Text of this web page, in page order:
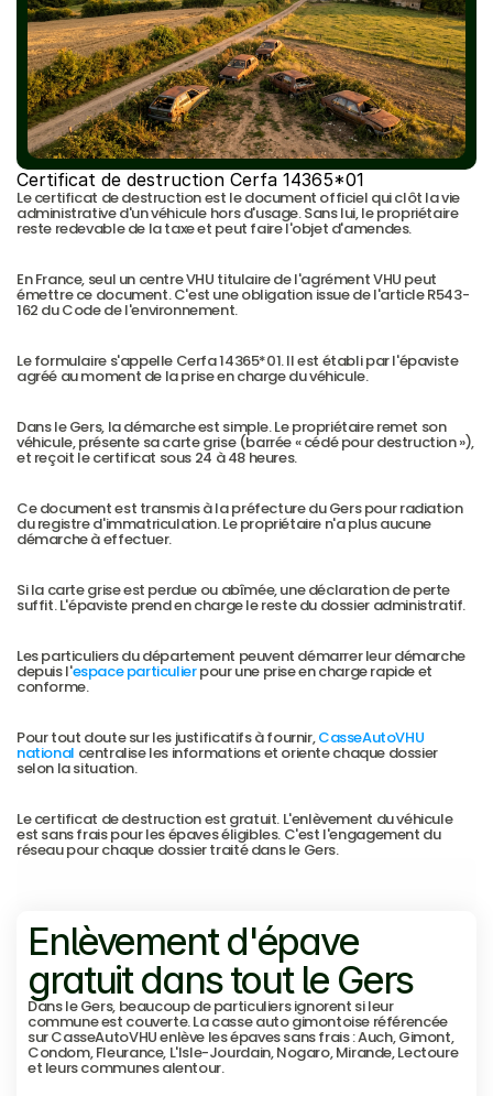
Certificat de destruction Cerfa 14365*01
Le certificat de destruction est le document officiel qui clôt la vie
administrative d'un véhicule hors d'usage. Sans lui, le propriétaire
reste redevable de la taxe et peut faire l'objet d'amendes.
En France, seul un centre VHU titulaire de l'agrément VHU peut
émettre ce document. C'est une obligation issue de l'article R543-
162 du Code de l'environnement.
Le formulaire s'appelle Cerfa 14365*01. Il est établi par l'épaviste
agréé au moment de la prise en charge du véhicule.
Dans le Gers, la démarche est simple. Le propriétaire remet son
véhicule, présente sa carte grise (barrée « cédé pour destruction »),
et reçoit le certificat sous 24 à 48 heures.
Ce document est transmis à la préfecture du Gers pour radiation
du registre d'immatriculation. Le propriétaire n'a plus aucune
démarche à effectuer.
Si la carte grise est perdue ou abîmée, une déclaration de perte
suffit. L'épaviste prend en charge le reste du dossier administratif.
Les particuliers du département peuvent démarrer leur démarche
depuis l'espace particulier pour une prise en charge rapide et
conforme.
Pour tout doute sur les justificatifs à fournir, CasseAutoVHU
national centralise les informations et oriente chaque dossier
selon la situation.
Le certificat de destruction est gratuit. L'enlèvement du véhicule
est sans frais pour les épaves éligibles. C'est l'engagement du
réseau pour chaque dossier traité dans le Gers.
Enlèvement d'épave
gratuit dans tout le Gers
Dans le Gers, beaucoup de particuliers ignorent si leur
commune est couverte. La casse auto gimontoise référencée
sur CasseAutoVHU enlève les épaves sans frais : Auch, Gimont,
Condom, Fleurance, L'Isle-Jourdain, Nogaro, Mirande, Lectoure
et leurs communes alentour.